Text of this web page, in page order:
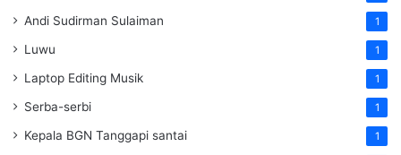
Andi Sudirman Sulaiman 1
Luwu 1
Laptop Editing Musik 1
Serba-serbi 1
Kepala BGN Tanggapi santai 1